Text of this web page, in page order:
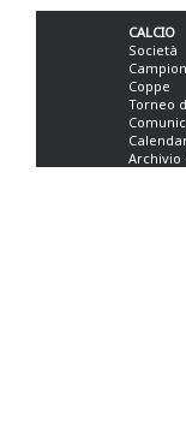
CALCIO
Società
Coppe
Torneo
Archivio